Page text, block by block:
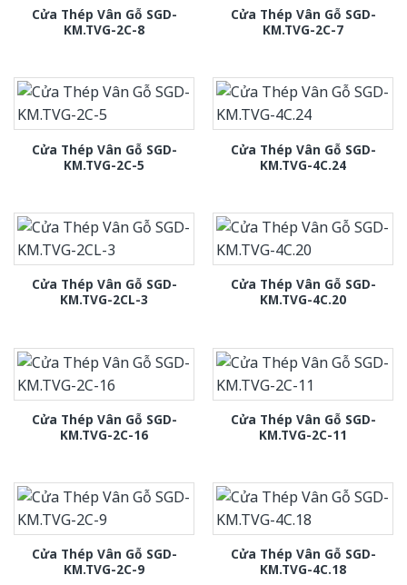
Cửa Thép Vân Gỗ SGD-
KM.TVG-2C-8
Cửa Thép Vân Gỗ SGD-
KM.TVG-2C-7
Cửa Thép Vân Gỗ SGD-
KM.TVG-2C-5
Cửa Thép Vân Gỗ SGD-
KM.TVG-4C.24
Cửa Thép Vân Gỗ SGD-
KM.TVG-2CL-3
Cửa Thép Vân Gỗ SGD-
KM.TVG-4C.20
Cửa Thép Vân Gỗ SGD-
KM.TVG-2C-16
Cửa Thép Vân Gỗ SGD-
KM.TVG-2C-11
Cửa Thép Vân Gỗ SGD-
KM.TVG-2C-9
Cửa Thép Vân Gỗ SGD-
KM.TVG-4C.18